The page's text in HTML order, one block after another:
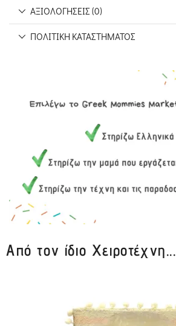
ΑΞΙΟΛΟΓΉΣΕΙΣ (0)
ΠΟΛΙΤΙΚΉ ΚΑΤΑΣΤΉΜΑΤΟΣ
Από τον ίδιο Χειροτέχνη...